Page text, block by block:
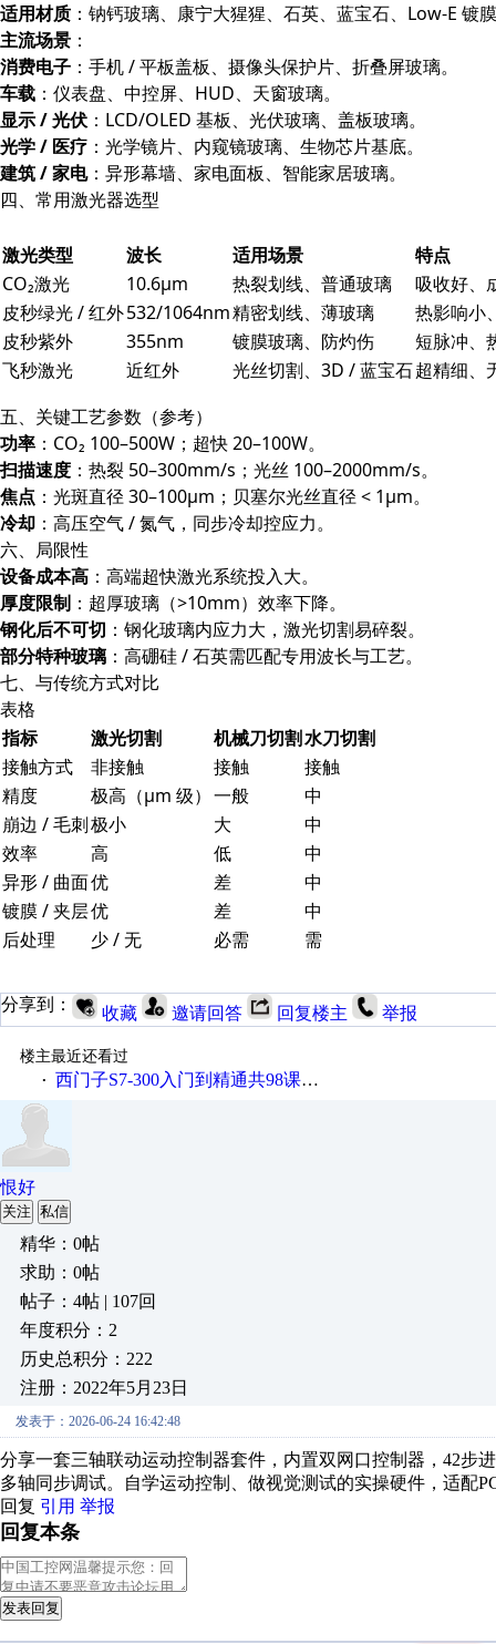
适用材质 ：钠钙玻璃、康宁大猩猩、石英、蓝宝石、Low‑E 镀
主流场景 ：
消费电子 ：手机 / 平板盖板、摄像头保护片、折叠屏玻璃。
车载 ：仪表盘、中控屏、HUD、天窗玻璃。
显示 / 光伏 ：LCD/OLED 基板、光伏玻璃、盖板玻璃。
光学 / 医疗 ：光学镜片、内窥镜玻璃、生物芯片基底。
建筑 / 家电：异形幕墙、家电面板、智能家居玻璃。
四、常用激光器选型
激光类型 波长 适用场景
特点
CO₂激光
10.6μm 热裂划线、普通玻璃
吸收好、
皮秒绿光 / 红外532/1064nm精密划线、薄玻璃
热影响小
皮秒紫外
355nm 镀膜玻璃、防灼伤
短脉冲、
飞秒激光
近红外 光丝切割、3D / 蓝宝石超精细、
五、关键工艺参数（参考）
功率 ：CO₂ 100–500W；超快 20–100W。
扫描速度 ：热裂 50–300mm/s；光丝 100–2000mm/s。
焦点 ：光斑直径 30–100μm；贝塞尔光丝直径 < 1μm。
冷却 ：高压空气 / 氮气，同步冷却控应力。
六、局限性
设备成本高 ：高端超快激光系统投入大。
厚度限制 ：超厚玻璃（>10mm）效率下降。
钢化后不可切 ：钢化玻璃内应力大，激光切割易碎裂。
部分特种玻璃 ：高硼硅 / 石英需匹配专用波长与工艺。
七、与传统方式对比
表格
指标
激光切割 机械刀切割水刀切割
接触方式
非接触 接触
接触
精度
极高（μm 级） 一般
中
崩边 / 毛刺极小 大
中
效率
高 低
中
异形 / 曲面优 差
中
镀膜 / 夹层优 差
中
后处理
少 / 无 必需 需
分享到： 收藏 邀请回答 回复楼主 举报
楼主最近还看过
· 西门子S7-300入门到精通共98课视频教程
恨好
关注 私信
精华：0帖
求助：0帖
帖子：4帖 | 107回
年度积分：2
历史总积分：222
注册：2022年5月23日
发表于：2026-06-24 16:42:48
分享一套三轴联动运动控制器套件，内置双网口控制器，42步
多轴同步调试。自学运动控制、做视觉测试的实操硬件，适配
回复 引用 举报
回复本条
发表回复